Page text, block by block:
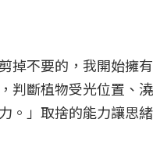
掉不要的，我開始擁
判斷植物受光位置、
。」取捨的能力讓思